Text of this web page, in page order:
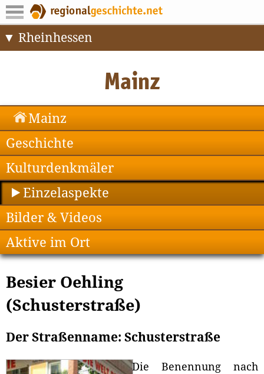
Rheinhessen
Mainz
Geschichte
Kulturdenkmäler
Einzelaspekte
Bilder & Videos
Aktive im Ort
Besier Oehling
(Schusterstraße)
Der Straßenname: Schusterstraße
Die Benennung nach